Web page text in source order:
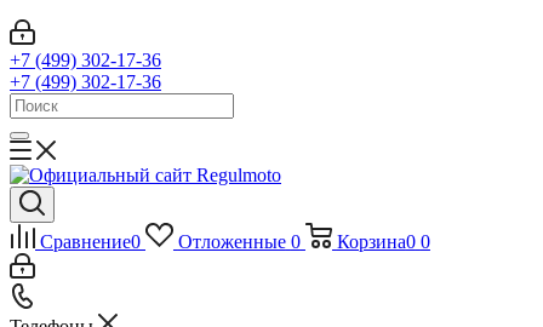
+7 (499) 302-17-36
+7 (499) 302-17-36
Сравнение0 Отложенные 0 Корзина0 0